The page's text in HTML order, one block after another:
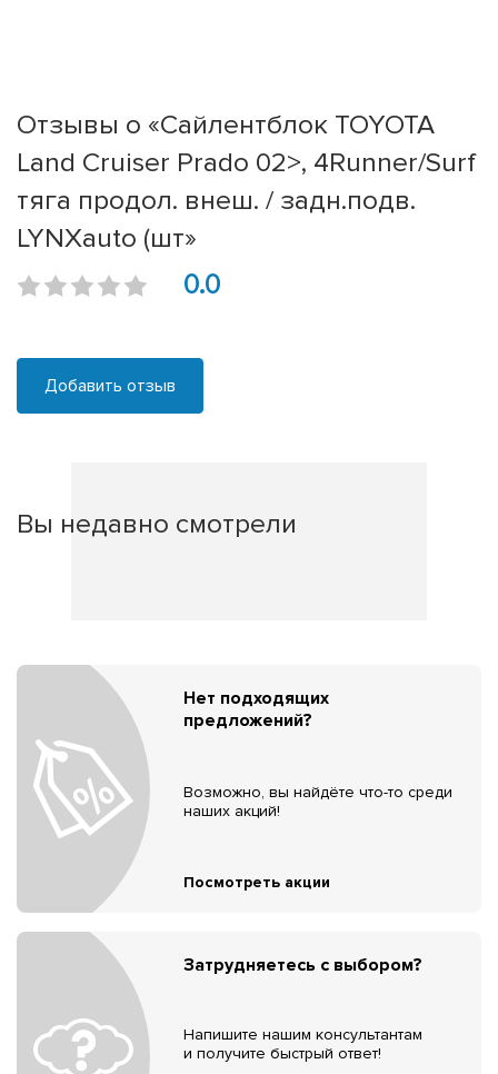
Отзывы о «Сайлентблок TOYOTA
Land Cruiser Prado 02>, 4Runner/Surf
тяга продол. внеш. / задн.подв.
LYNXauto (шт»
0.0
Добавить отзыв
Вы недавно смотрели
Нет подходящих
предложений?
Возможно, вы найдёте что-то среди
наших акций!
Посмотреть акции
Затрудняетесь с выбором?
Напишите нашим консультантам
и получите быстрый ответ!